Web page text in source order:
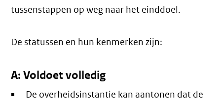
tussenstappen op weg naar het einddoel.
De statussen en hun kenmerken zijn:
A: Voldoet volledig
De overheidsinstantie kan aantonen dat de